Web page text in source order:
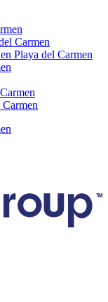
Carmen
Playa del Carmen